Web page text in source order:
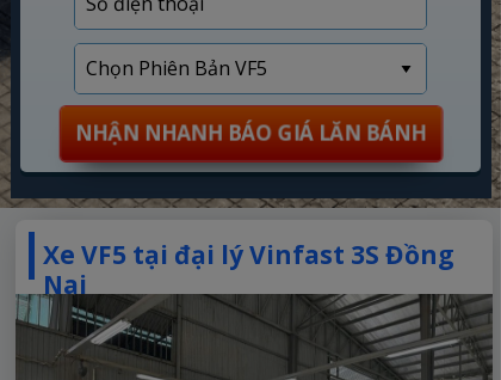
NHẬN NHANH BÁO GIÁ LĂN BÁNH
Xe VF5 tại đại lý Vinfast 3S Đồng
Nai